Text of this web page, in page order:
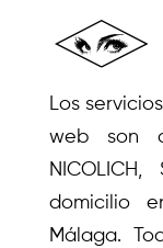
Los
web son a
domicilio
Málaga.